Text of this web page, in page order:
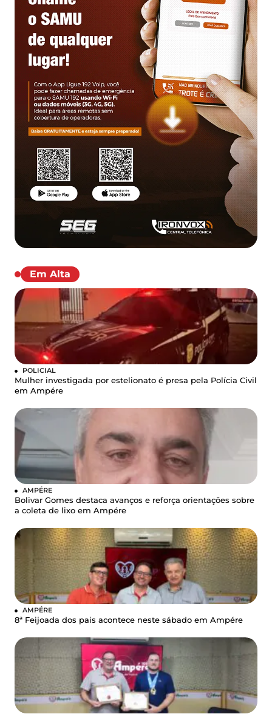
Em Alta
POLICIAL
Mulher investigada por estelionato é presa pela Polícia Civil
em Ampére
AMPÉRE
Bolivar Gomes destaca avanços e reforça orientações sobre
a coleta de lixo em Ampére
AMPÉRE
8ª Feijoada dos pais acontece neste sábado em Ampére